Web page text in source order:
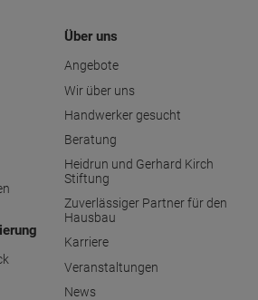
Über uns
Angebote
Wir über uns
Handwerker gesucht
Beratung
Heidrun und Gerhard Kirch
Stiftung
Zuverlässiger Partner für den
Hausbau
Karriere
Veranstaltungen
News